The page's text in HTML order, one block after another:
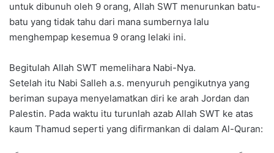
untuk dibunuh oleh 9 orang, Allah SWT menurunkan batu-
batu yang tidak tahu dari mana sumbernya lalu
menghempap kesemua 9 orang lelaki ini.
Begitulah Allah SWT memelihara Nabi-Nya.
Setelah itu Nabi Salleh a.s. menyuruh pengikutnya yang
beriman supaya menyelamatkan diri ke arah Jordan dan
Palestin. Pada waktu itu turunlah azab Allah SWT ke atas
kaum Thamud seperti yang difirmankan di dalam Al-Quran: